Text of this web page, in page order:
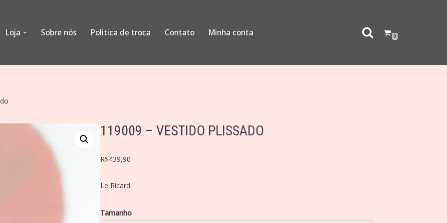
Loja Sobre nós Politica de troca Contato Minha conta 0
119009 – VESTIDO PLISSADO
R$439,90
Le Ricard
Tamanho